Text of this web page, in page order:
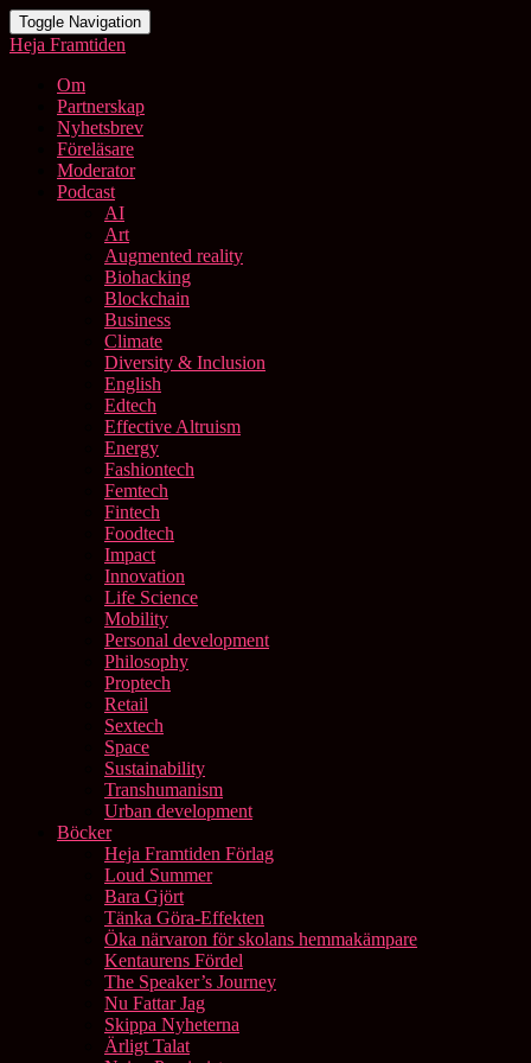
Toggle Navigation
Heja Framtiden
Om
Partnerskap
Nyhetsbrev
Föreläsare
Moderator
Podcast
AI
Art
Augmented reality
Biohacking
Blockchain
Business
Climate
Diversity & Inclusion
English
Edtech
Effective Altruism
Energy
Fashiontech
Femtech
Fintech
Foodtech
Impact
Innovation
Life Science
Mobility
Personal development
Philosophy
Proptech
Retail
Sextech
Space
Sustainability
Transhumanism
Urban development
Böcker
Heja Framtiden Förlag
Loud Summer
Bara Gjört
Tänka Göra-Effekten
Öka närvaron för skolans hemmakämpare
Kentaurens Fördel
The Speaker’s Journey
Nu Fattar Jag
Skippa Nyheterna
Ärligt Talat